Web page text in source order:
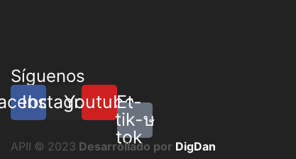
Síguenos
Instagram
Youtube
Et-
tik-
tok
APII © 2023 Desarrollado por DigDan